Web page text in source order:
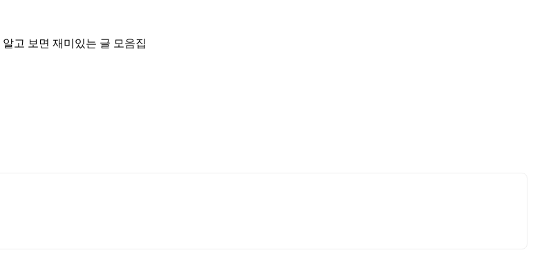
고 보면 재미있는 글 모음집